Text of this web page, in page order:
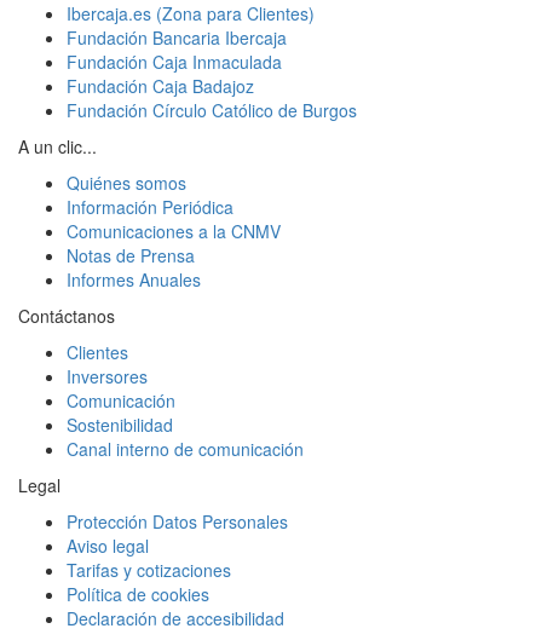
Ibercaja.es (Zona para Clientes)
Fundación Bancaria Ibercaja
Fundación Caja Inmaculada
Fundación Caja Badajoz
Fundación Círculo Católico de Burgos
A un clic...
Quiénes somos
Información Periódica
Comunicaciones a la CNMV
Notas de Prensa
Informes Anuales
Contáctanos
Clientes
Inversores
Comunicación
Sostenibilidad
Canal interno de comunicación
Legal
Protección Datos Personales
Aviso legal
Tarifas y cotizaciones
Política de cookies
Declaración de accesibilidad